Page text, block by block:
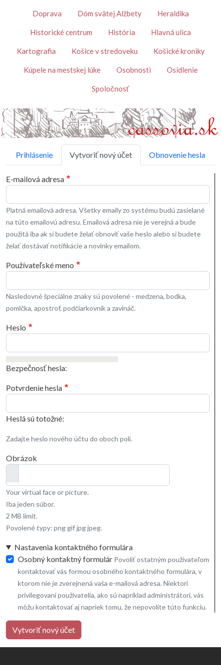
TémyDoprava Dóm svätej Alžbety Heraldika
Historické centrum História Hlavná ulica
Kartografia Košice v stredoveku Košické kroniky
Kúpele na mestskej lúke Osobnosti Osídlenie
Spoločnosť
Primárne karty
Prihlásenie Vytvoriť nový účet Obnovenie hesla
E-mailová adresa
Platná emailová adresa. Všetky emaily zo systému budú zasielané
na túto emailovú adresu. Emailová adresa nie je verejná a bude
použitá iba ak si budete želať obnoviť vaše heslo alebo si budete
želať dostávať notifikácie a novinky emailom.
Používateľské meno
Nasledovné špeciálne znaky sú povolené - medzena, bodka,
pomlčka, apostrof, podčiarkovník a zavináč.
Heslo
Bezpečnosť hesla:
Potvrdenie hesla
Heslá sú totožné:
Zadajte heslo nového účtu do oboch polí.
Obrázok
Your virtual face or picture.
Iba jeden súbor.
2 MB limit.
Povolené typy: png gif jpg jpeg.
Nastavenia kontaktného formulára
Osobný kontaktný formulár Povoliť ostatným používateľom
kontaktovať vás formou osobného kontaktného formulára, v
ktorom nie je zverejnená vaša e-mailová adresa. Niektorí
privilegovaní používatelia, ako sú napríklad administrátori, vás
môžu kontaktovať aj napriek tomu, že nepovolíte túto funkciu.
Vytvoriť nový účet